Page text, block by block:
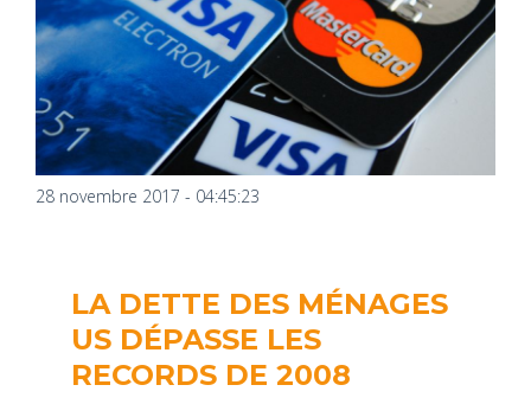
28 novembre 2017 - 04:45:23
LA DETTE DES MÉNAGES
US DÉPASSE LES
RECORDS DE 2008